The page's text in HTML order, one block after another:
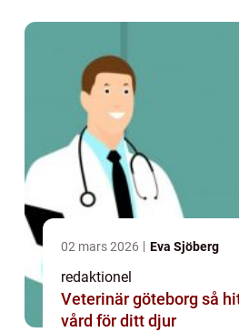
02 mars 2026 Eva Sjöberg
redaktionel
Veterinär göteborg så hittar du rätt
vård för ditt djur